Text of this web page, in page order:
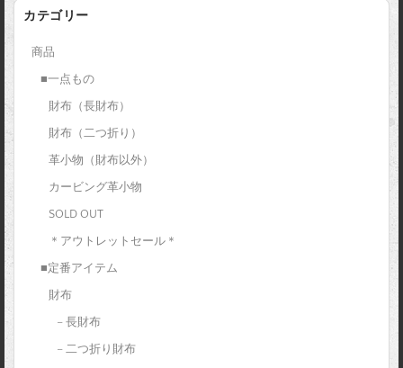
カテゴリー
商品
■一点もの
財布（長財布）
財布（二つ折り）
革小物（財布以外）
カービング革小物
SOLD OUT
＊アウトレットセール＊
■定番アイテム
財布
– 長財布
– 二つ折り財布